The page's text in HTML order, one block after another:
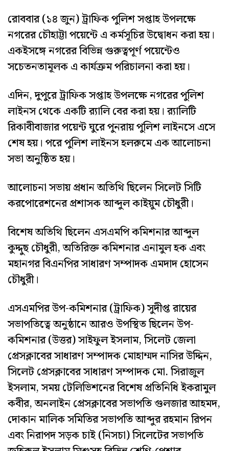
রোববার (১৪ জুন) ট্রাফিক পুলিশ সপ্তাহ উপলক্ষে
নগরের চৌহাট্টা পয়েন্টে এ কর্মসূচির উদ্বোধন করা হয়।
একইসঙ্গে নগরের বিভিন্ন গুরুত্বপূর্ণ পয়েন্টেও
সচেতনতামূলক এ কার্যক্রম পরিচালনা করা হয়।
এদিন, দুপুরে ট্রাফিক সপ্তাহ উপলক্ষে নগরের পুলিশ
লাইনস থেকে একটি র‌্যালি বের করা হয়। র‌্যালিটি
রিকাবীবাজার পয়েন্ট ঘুরে পুনরায় পুলিশ লাইনসে এসে
শেষ হয়। পরে পুলিশ লাইনস হলরুমে এক আলোচনা
সভা অনুষ্ঠিত হয়।
আলোচনা সভায় প্রধান অতিথি ছিলেন সিলেট সিটি
করপোরেশনের প্রশাসক আব্দুল কাইয়ুম চৌধুরী।
বিশেষ অতিথি ছিলেন এসএমপি কমিশনার আব্দুল
কুদ্দুছ চৌধুরী, অতিরিক্ত কমিশনার এনামুল হক এবং
মহানগর বিএনপির সাধারণ সম্পাদক এমদাদ হোসেন
চৌধুরী।
এসএমপির উপ-কমিশনার (ট্রাফিক) সুদীপ্ত রায়ের
সভাপতিত্বে অনুষ্ঠানে আরও উপস্থিত ছিলেন উপ-
কমিশনার (উত্তর) সাইফুল ইসলাম, সিলেট জেলা
প্রেসক্লাবের সাধারণ সম্পাদক মোহাম্মদ নাসির উদ্দিন,
সিলেট প্রেসক্লাবের সাধারণ সম্পাদক মো. সিরাজুল
ইসলাম, সময় টেলিভিশনের বিশেষ প্রতিনিধি ইকরামুল
কবীর, অনলাইন প্রেসক্লাবের সভাপতি গুলজার আহমদ,
দোকান মালিক সমিতির সভাপতি আব্দুর রহমান রিপন
এবং নিরাপদ সড়ক চাই (নিসচা) সিলেটের সভাপতি